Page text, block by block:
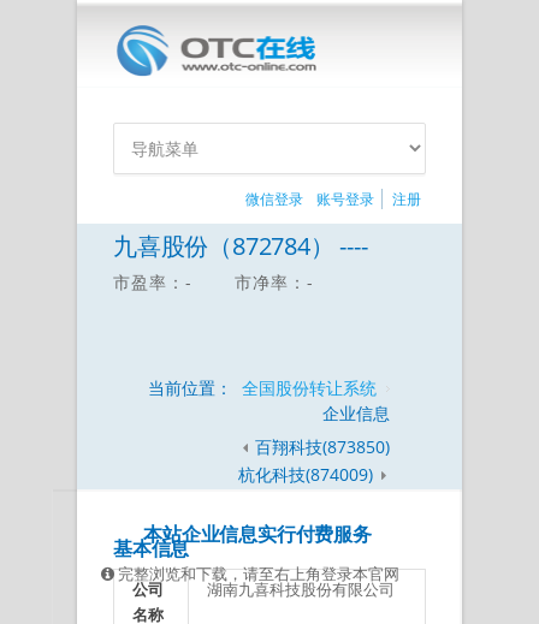
微信登录 账号登录 注册
九喜股份（872784） ----
市盈率：- 市净率：-
当前位置：
全国股份转让系统
企业信息
百翔科技(873850)
杭化科技(874009)
基本信息
公司
名称
湖南九喜科技股份有限公司
本站企业信息实行付费服务
完整浏览和下载，请至右上角登录本官网